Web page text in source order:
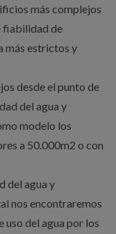
más complejos
fiabilidad de
más estrictos y
desde el punto de
del agua y
modelo los
a 50.000m2 o con
del agua y
nos encontraremos
uso del agua por los